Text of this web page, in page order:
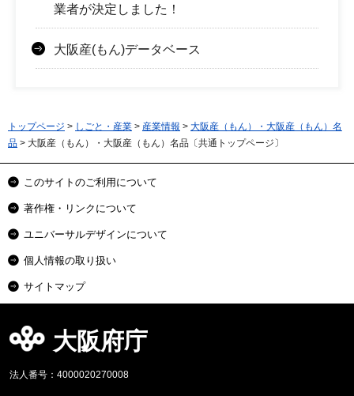
業者が決定しました！
大阪産(もん)データベース
トップページ > しごと・産業 > 産業情報 > 大阪産（もん）・大阪産（もん）名
品 > 大阪産（もん）・大阪産（もん）名品〔共通トップページ〕
このサイトのご利用について
著作権・リンクについて
ユニバーサルデザインについて
個人情報の取り扱い
サイトマップ
大阪府庁
法人番号：4000020270008